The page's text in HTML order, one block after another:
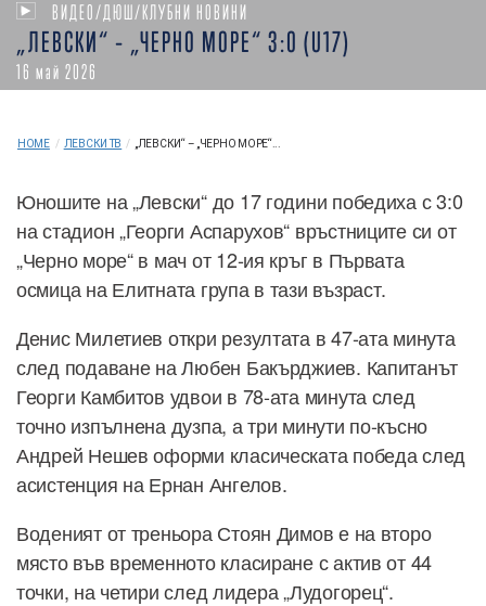
ВИДЕО/ДЮШ/КЛУБНИ НОВИНИ
„ЛЕВСКИ“ – „ЧЕРНО МОРЕ“ 3:0 (U17)
16 май 2026
HOME / ЛЕВСКИ ТВ / „ЛЕВСКИ“ – „ЧЕРНО МОРЕ“...
Юношите на „Левски“ до 17 години победиха с 3:0
на стадион „Георги Аспарухов“ връстниците си от
„Черно море“ в мач от 12-ия кръг в Първата
осмица на Елитната група в тази възраст.
Денис Милетиев откри резултата в 47-ата минута
след подаване на Любен Бакърджиев. Капитанът
Георги Камбитов удвои в 78-ата минута след
точно изпълнена дузпа, а три минути по-късно
Андрей Нешев оформи класическата победа след
асистенция на Ернан Ангелов.
Воденият от треньора Стоян Димов е на второ
място във временното класиране с актив от 44
точки, на четири след лидера „Лудогорец“.